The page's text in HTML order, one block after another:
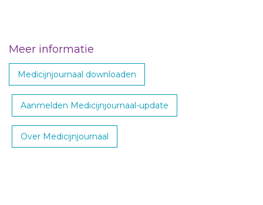
Meer informatie
Medicijnjournaal downloaden
Aanmelden Medicijnjournaal-update
Over Medicijnjournaal